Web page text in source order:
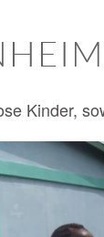
Kinder,